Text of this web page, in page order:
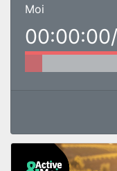
Moi